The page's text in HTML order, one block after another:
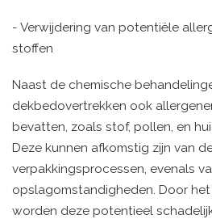
- Verwijdering van potentiële
stoffen
Naast de chemische
dekbedovertrekken ook
bevatten, zoals stof, pollen, en
Deze kunnen afkomstig zijn van
verpakkingsprocessen, evenals
opslagomstandigheden. Door
worden deze potentieel